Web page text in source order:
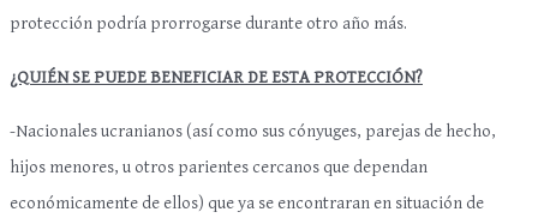
protección podría prorrogarse durante otro año más.
¿QUIÉN SE PUEDE BENEFICIAR DE ESTA PROTECCIÓN?
-Nacionales ucranianos (así como sus cónyuges, parejas de hecho,
hijos menores, u otros parientes cercanos que dependan
económicamente de ellos) que ya se encontraran en situación de